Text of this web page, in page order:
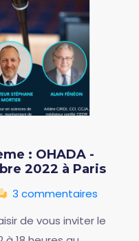
: OHADA -
2022 à Paris
3 commentaires
de vous inviter le